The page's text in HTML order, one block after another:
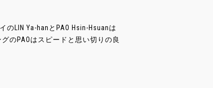
LIN Ya-hanとPAO Hsin-Hsuanは
のPAOはスピードと思い切りの良